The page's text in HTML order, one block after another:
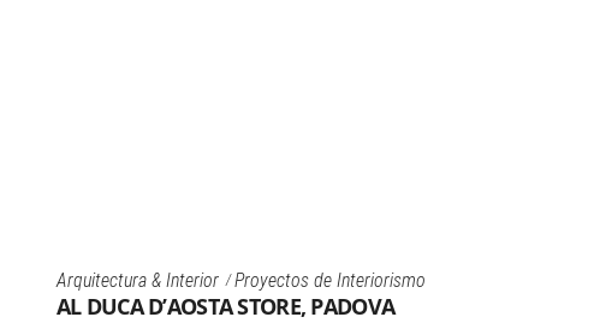
Arquitectura & Interior Proyectos de Interiorismo
AL DUCA D’AOSTA STORE, PADOVA